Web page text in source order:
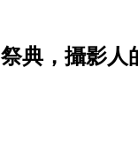
祭典，攝影人